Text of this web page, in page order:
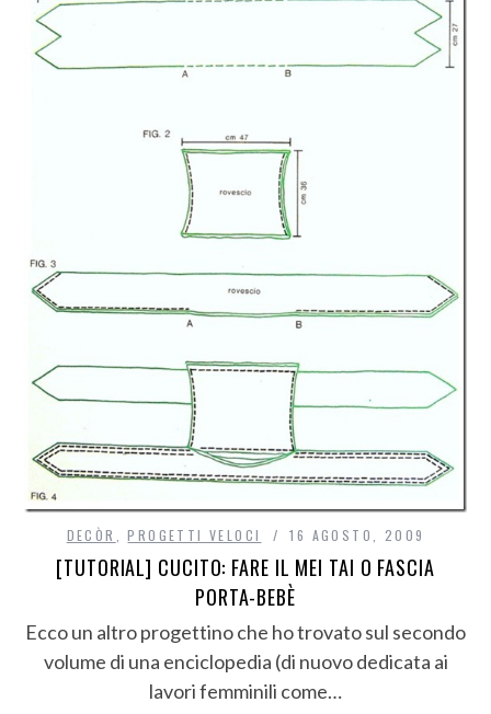
DECÒR ,PROGETTI VELOCI 16 AGOSTO, 2009
[TUTORIAL] CUCITO: FARE IL MEI TAI O FASCIA
PORTA-BEBÈ
Ecco un altro progettino che ho trovato sul secondo
volume di una enciclopedia (di nuovo dedicata ai
lavori femminili come…